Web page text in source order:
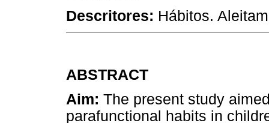
Descritores: Hábitos.
ABSTRACT
Aim: The present study
parafunctional habits in